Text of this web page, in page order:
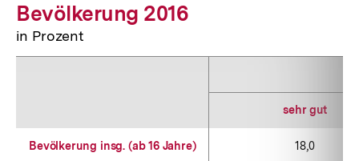
Bevölkerung 2016
in Prozent
sehr gut
Bevölkerung insg. (ab 16 Jahre) 18,0